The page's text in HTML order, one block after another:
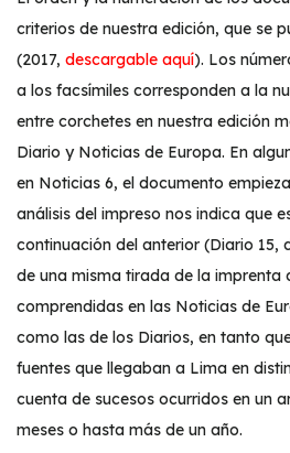
criterios de nuestra edición, que se
(2017, descargable aquí). Los
a los facsímiles corresponden a la
entre corchetes en nuestra edición
Diario y Noticias de Europa. En
en Noticias 6, el documento
análisis del impreso nos indica que
continuación del anterior (Diario 15,
de una misma tirada de la imprenta
comprendidas en las Noticias de
como las de los Diarios, en tanto
fuentes que llegaban a Lima en
cuenta de sucesos ocurridos en un
meses o hasta más de un año.